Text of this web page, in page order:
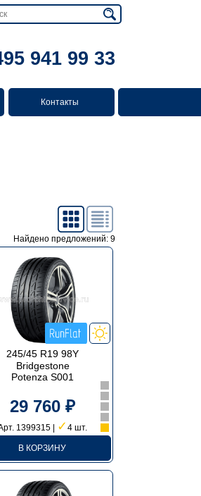
941 99 33
Контакты
Найдено предложений: 9
245/45 R19 98Y
Bridgestone
Potenza S001
29 760 ₽
1399315 | ✓ 4 шт.
В КОРЗИНУ